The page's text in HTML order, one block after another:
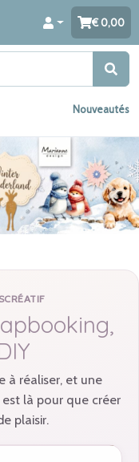
0,00
Nouveautés
à réaliser, et une
là pour que créer
plaisir.